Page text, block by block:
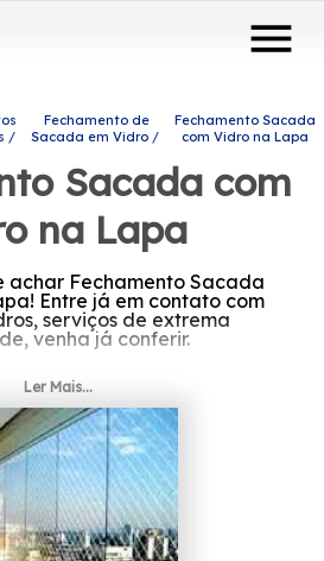
menu
Fechamento de
Sacada em Vidro
Fechamento Sacada
com Vidro na Lapa
Sacada com
na Lapa
achar Fechamento Sacada
Entre já em contato com
serviços de extrema
venha já conferir.
Fechamento Sacada com
Para encontrar coberturas
de vidro e envidraçamento
outras opções de produtos
de engenharia de vidros,
com os profissionais da
cada trabalho
e objetiva, saiba
em contato com nossa
empresa.
Ler Mais...